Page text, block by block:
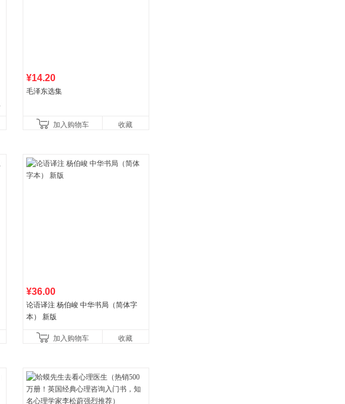
¥14.20
毛泽东选集
加入购物车 收藏
¥36.00
论语译注 杨伯峻 中华书局（简体字
本） 新版
加入购物车 收藏